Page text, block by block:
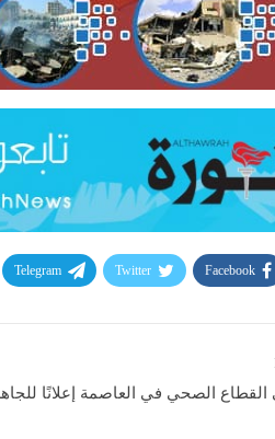
Facebook
Twitter
Telegram
الصحي في العاصمة إعلانًا